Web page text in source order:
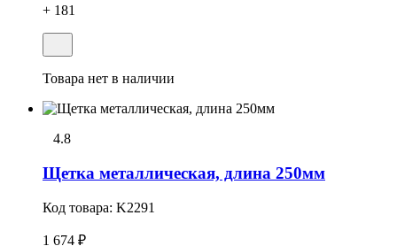
+ 181
Товара нет в наличии
4.8
Щетка металлическая, длина 250мм
Код товара: K2291
1 674 ₽